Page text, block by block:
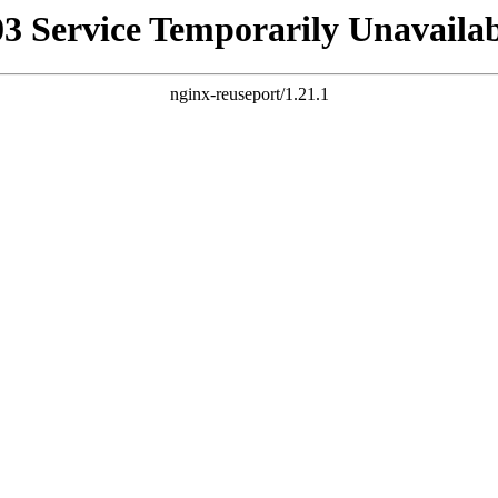
Service Temporarily
nginx-reuseport/1.21.1